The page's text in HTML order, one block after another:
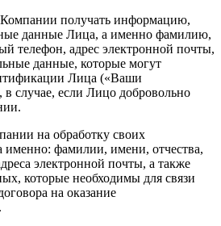
получать информацию,
данные Лица, а именно фамилию,
телефон, адрес электронной почты,
данные, которые могут
Лица («Ваши
случае, если Лицо добровольно
на обработку своих
именно: фамилии, имени, отчества,
электронной почты, а также
которые необходимы для связи
на оказание